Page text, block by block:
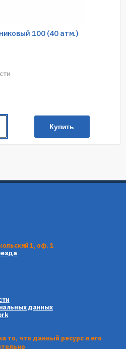
100 (40 атм.)
Купить
1, оф. 1
данных
что данный ресурс и его